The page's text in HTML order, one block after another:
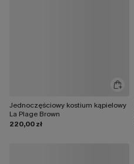
Jednoczęściowy kostium kąpielowy
La Plage Brown
220,00 zł